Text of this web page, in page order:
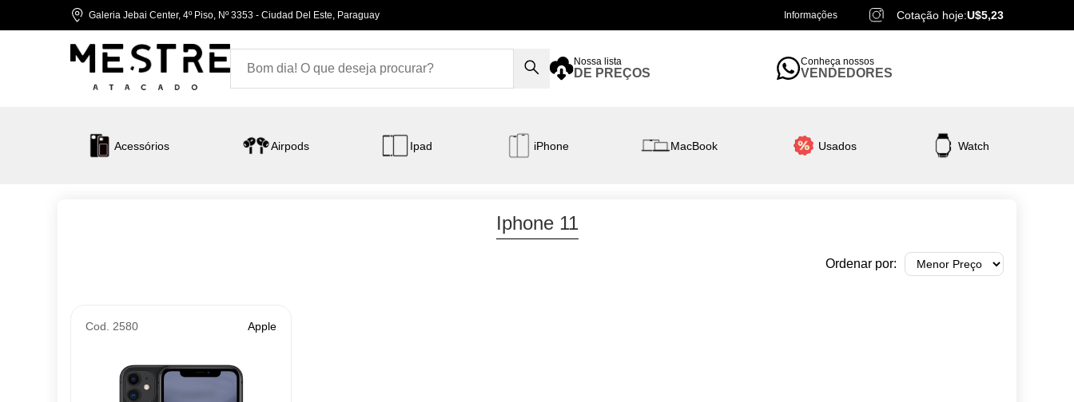
Galeria Jebai Center, 4º Piso, Nº 3353 - Ciudad Del Este, Paraguay Informações Cotação hoje:U$5,23
Nossa lista
DE PREÇOS
Conheça nossos
VENDEDORES
Acessórios Airpods Ipad iPhone MacBook Usados Watch
Iphone 11
Ordenar por:
Cod. 2580 Apple